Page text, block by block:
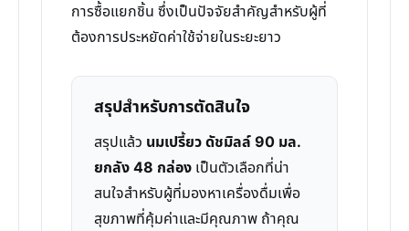
การซื้อแยกชิ้น ซึ่งเป็นปัจจัยสำคัญสำหรับผู้ที่
ต้องการประหยัดค่าใช้จ่ายในระยะยาว
สรุปสำหรับการตัดสินใจ
สรุปแล้ว นมเปรี้ยว ดัชมิลล์ 90 มล.
ยกลัง 48 กล่อง เป็นตัวเลือกที่น่า
สนใจสำหรับผู้ที่มองหาเครื่องดื่มเพื่อ
สุขภาพที่คุ้มค่าและมีคุณภาพ ถ้าคุณ